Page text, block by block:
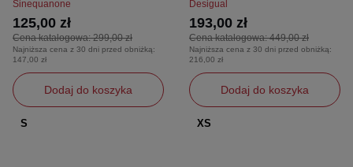
Sinequanone
Cena katalogowa:299,00 zł
125,00 zł
Najniższa cena z 30 dni przed obniżką:
147,00 zł
Dodaj do koszyka
S
Desigual
Cena katalogowa:449,00 zł
193,00 zł
Najniższa cena z 30 dni przed obniżką:
216,00 zł
Dodaj do koszyka
XS